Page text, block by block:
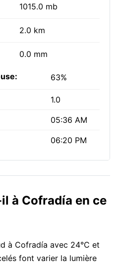
1015.0 mb
2.0 km
0.0 mm
63%
1.0
05:36 AM
06:20 PM
à Cofradía en ce
à Cofradía avec 24°C et
font varier la lumière